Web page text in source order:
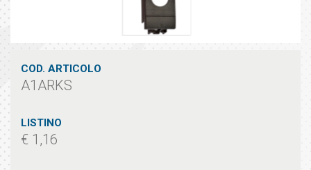
COD. ARTICOLO
A1ARKS
LISTINO
€ 1,16